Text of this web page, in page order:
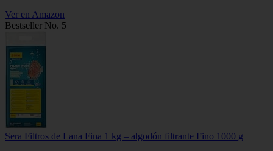
Ver en Amazon
Bestseller No. 5
Sera Filtros de Lana Fina 1 kg – algodón filtrante Fino 1000 g